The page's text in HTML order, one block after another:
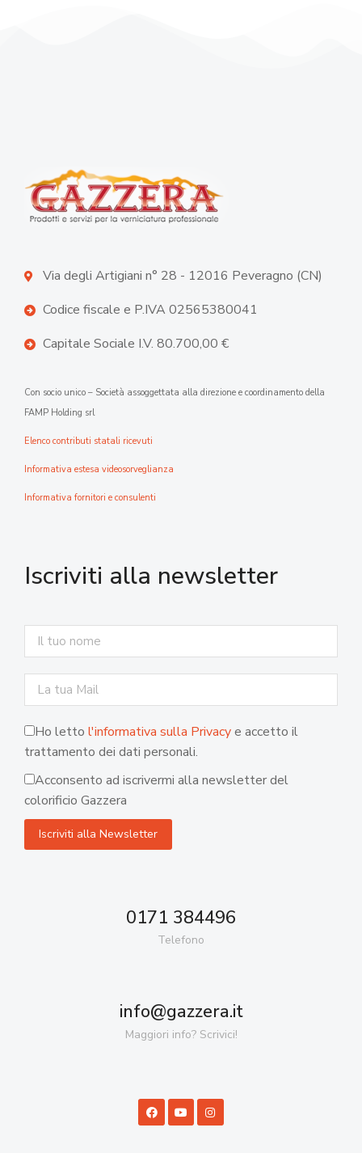
Via degli Artigiani n° 28 - 12016 Peveragno (CN)
Codice fiscale e P.IVA 02565380041
Capitale Sociale I.V. 80.700,00 €
Con socio unico – Società assoggettata alla direzione e coordinamento della
FAMP Holding srl
Elenco contributi statali ricevuti
Informativa estesa videosorveglianza
Informativa fornitori e consulenti
Iscriviti alla newsletter
Ho letto l'informativa sulla Privacye accetto il
trattamento dei dati personali.
Acconsento ad iscrivermi alla newsletter del
colorificio Gazzera
0171 384496
Telefono
info@gazzera.it
Maggiori info? Scrivici!